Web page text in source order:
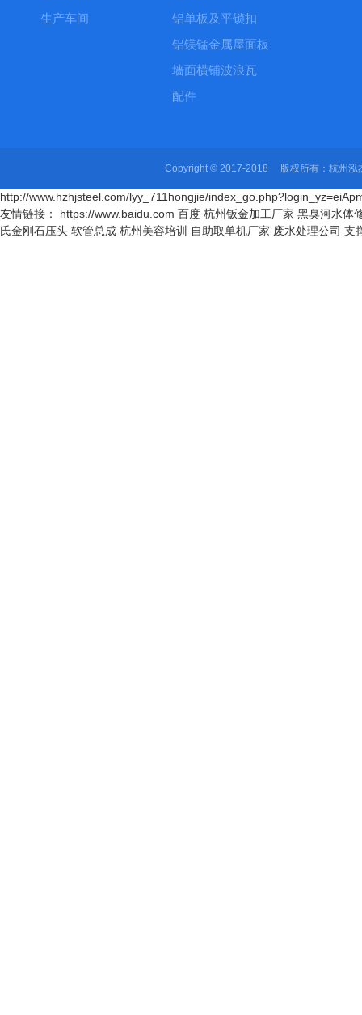
生产车间
铝单板及平锁扣
铝镁锰金属屋面板
墙面横铺波浪瓦
配件
Copyright © 2017-2018 版权所有：杭州泓
http://www.hzhjsteel.com/lyy_711hongjie/
友情链接： https://www.baidu.com 百度 杭州钣金加工厂家 黑臭河水体
氏金刚石压头 软管总成 杭州美容培训 自助取单机厂家 废水处理公司 支